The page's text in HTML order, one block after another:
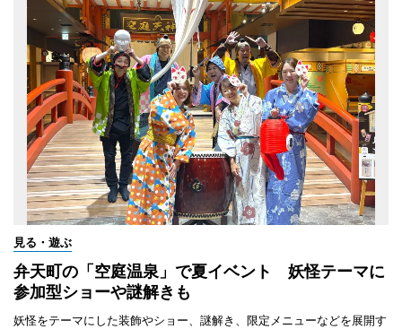
見る・遊ぶ
弁天町の「空庭温泉」で夏イベント 妖怪テーマに
参加型ショーや謎解きも
妖怪をテーマにした装飾やショー、謎解き、限定メニューなどを展開す